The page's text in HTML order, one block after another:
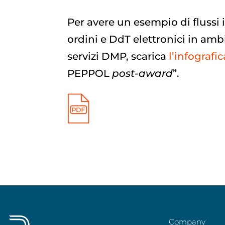
Per avere un esempio di flussi
ordini e DdT elettronici in
servizi DMP, scarica
PEPPOLpost-award”.
Company